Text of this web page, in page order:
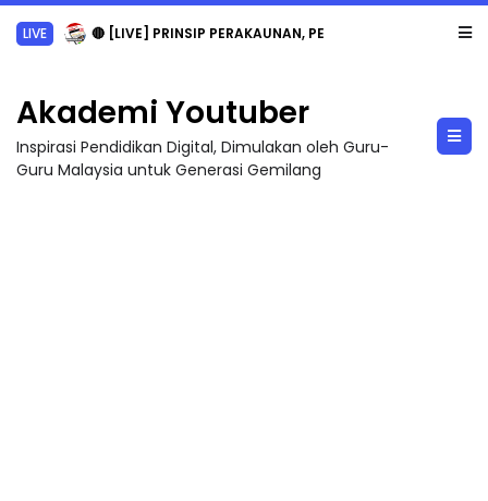
LIVE 🔴 [LIVE] PRINSIP PERAKAUNAN, PECUT SKOR SOALAN 1 TRIAL OLEH CIKGU WAN...
Akademi Youtuber
Inspirasi Pendidikan Digital, Dimulakan oleh Guru-
Guru Malaysia untuk Generasi Gemilang